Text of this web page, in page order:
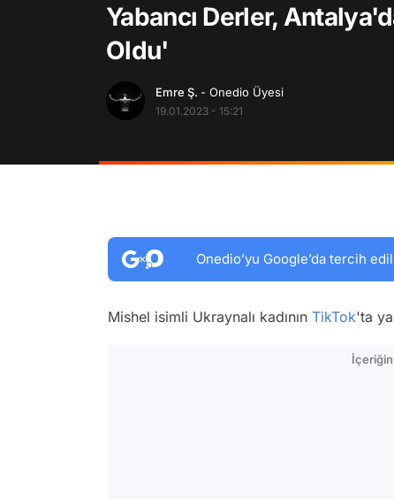
Yabancı Derler,
Oldu'
Emre Ş. - Onedio Üyesi
19.01.2023 - 15:21
Onedio’yu Google’da tercih
Mishel isimli Ukraynalı kadının TikTok'ta
İçeriğin